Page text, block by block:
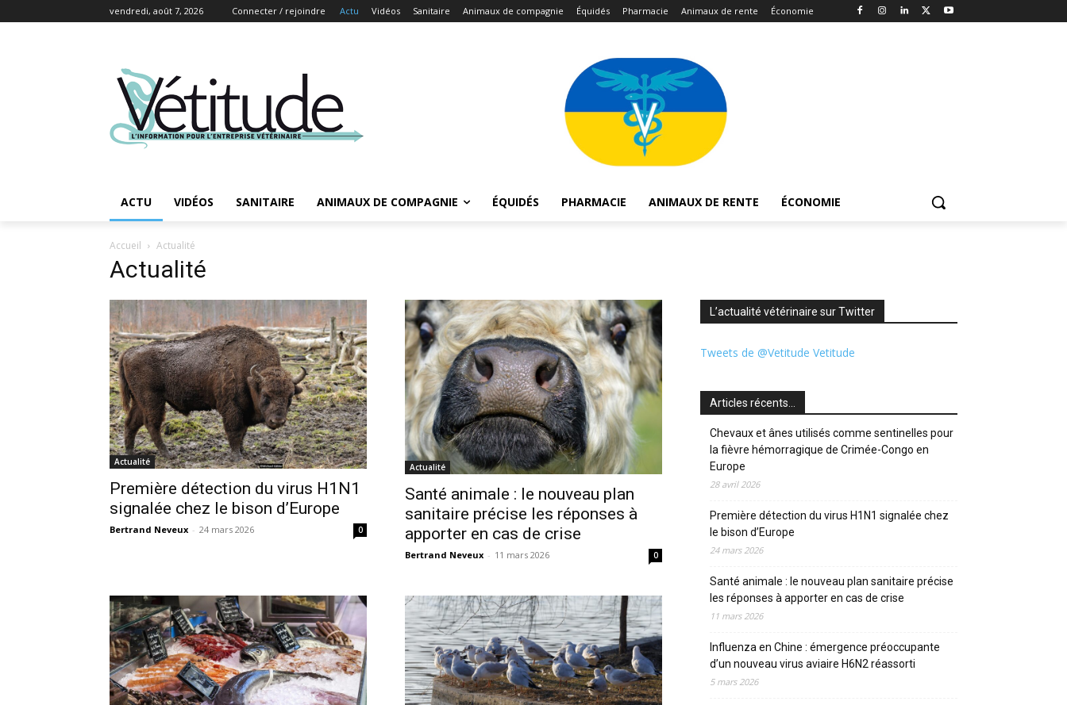
vendredi, août 7, 2026 Connecter / rejoindre Actu Vidéos Sanitaire Animaux de compagnie Équidés Pharmacie Animaux de rente Économie
ACTU VIDÉOS SANITAIRE ANIMAUX DE COMPAGNIE ÉQUIDÉS PHARMACIE ANIMAUX DE RENTE ÉCONOMIE
Accueil Actualité
Actualité
Actualité
Première détection du virus H1N1
signalée chez le bison d’Europe
Bertrand Neveux - 24 mars 2026 0
Actualité
Santé animale : le nouveau plan
sanitaire précise les réponses à
apporter en cas de crise
Bertrand Neveux - 11 mars 2026 0
L’actualité vétérinaire sur Twitter
Tweets de @Vetitude Vetitude
Articles récents…
Chevaux et ânes utilisés comme sentinelles pour
la fièvre hémorragique de Crimée-Congo en
Europe
28 avril 2026
Première détection du virus H1N1 signalée chez
le bison d’Europe
24 mars 2026
Santé animale : le nouveau plan sanitaire précise
les réponses à apporter en cas de crise
11 mars 2026
Influenza en Chine : émergence préoccupante
d’un nouveau virus aviaire H6N2 réassorti
5 mars 2026